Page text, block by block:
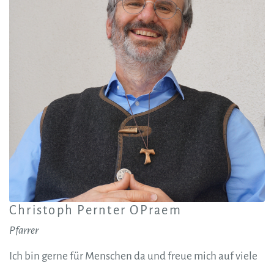
Christoph Pernter OPraem
Pfarrer
Ich bin gerne für Menschen da und freue mich auf viele